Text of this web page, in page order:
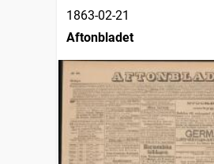
1863-02-21
Aftonbladet